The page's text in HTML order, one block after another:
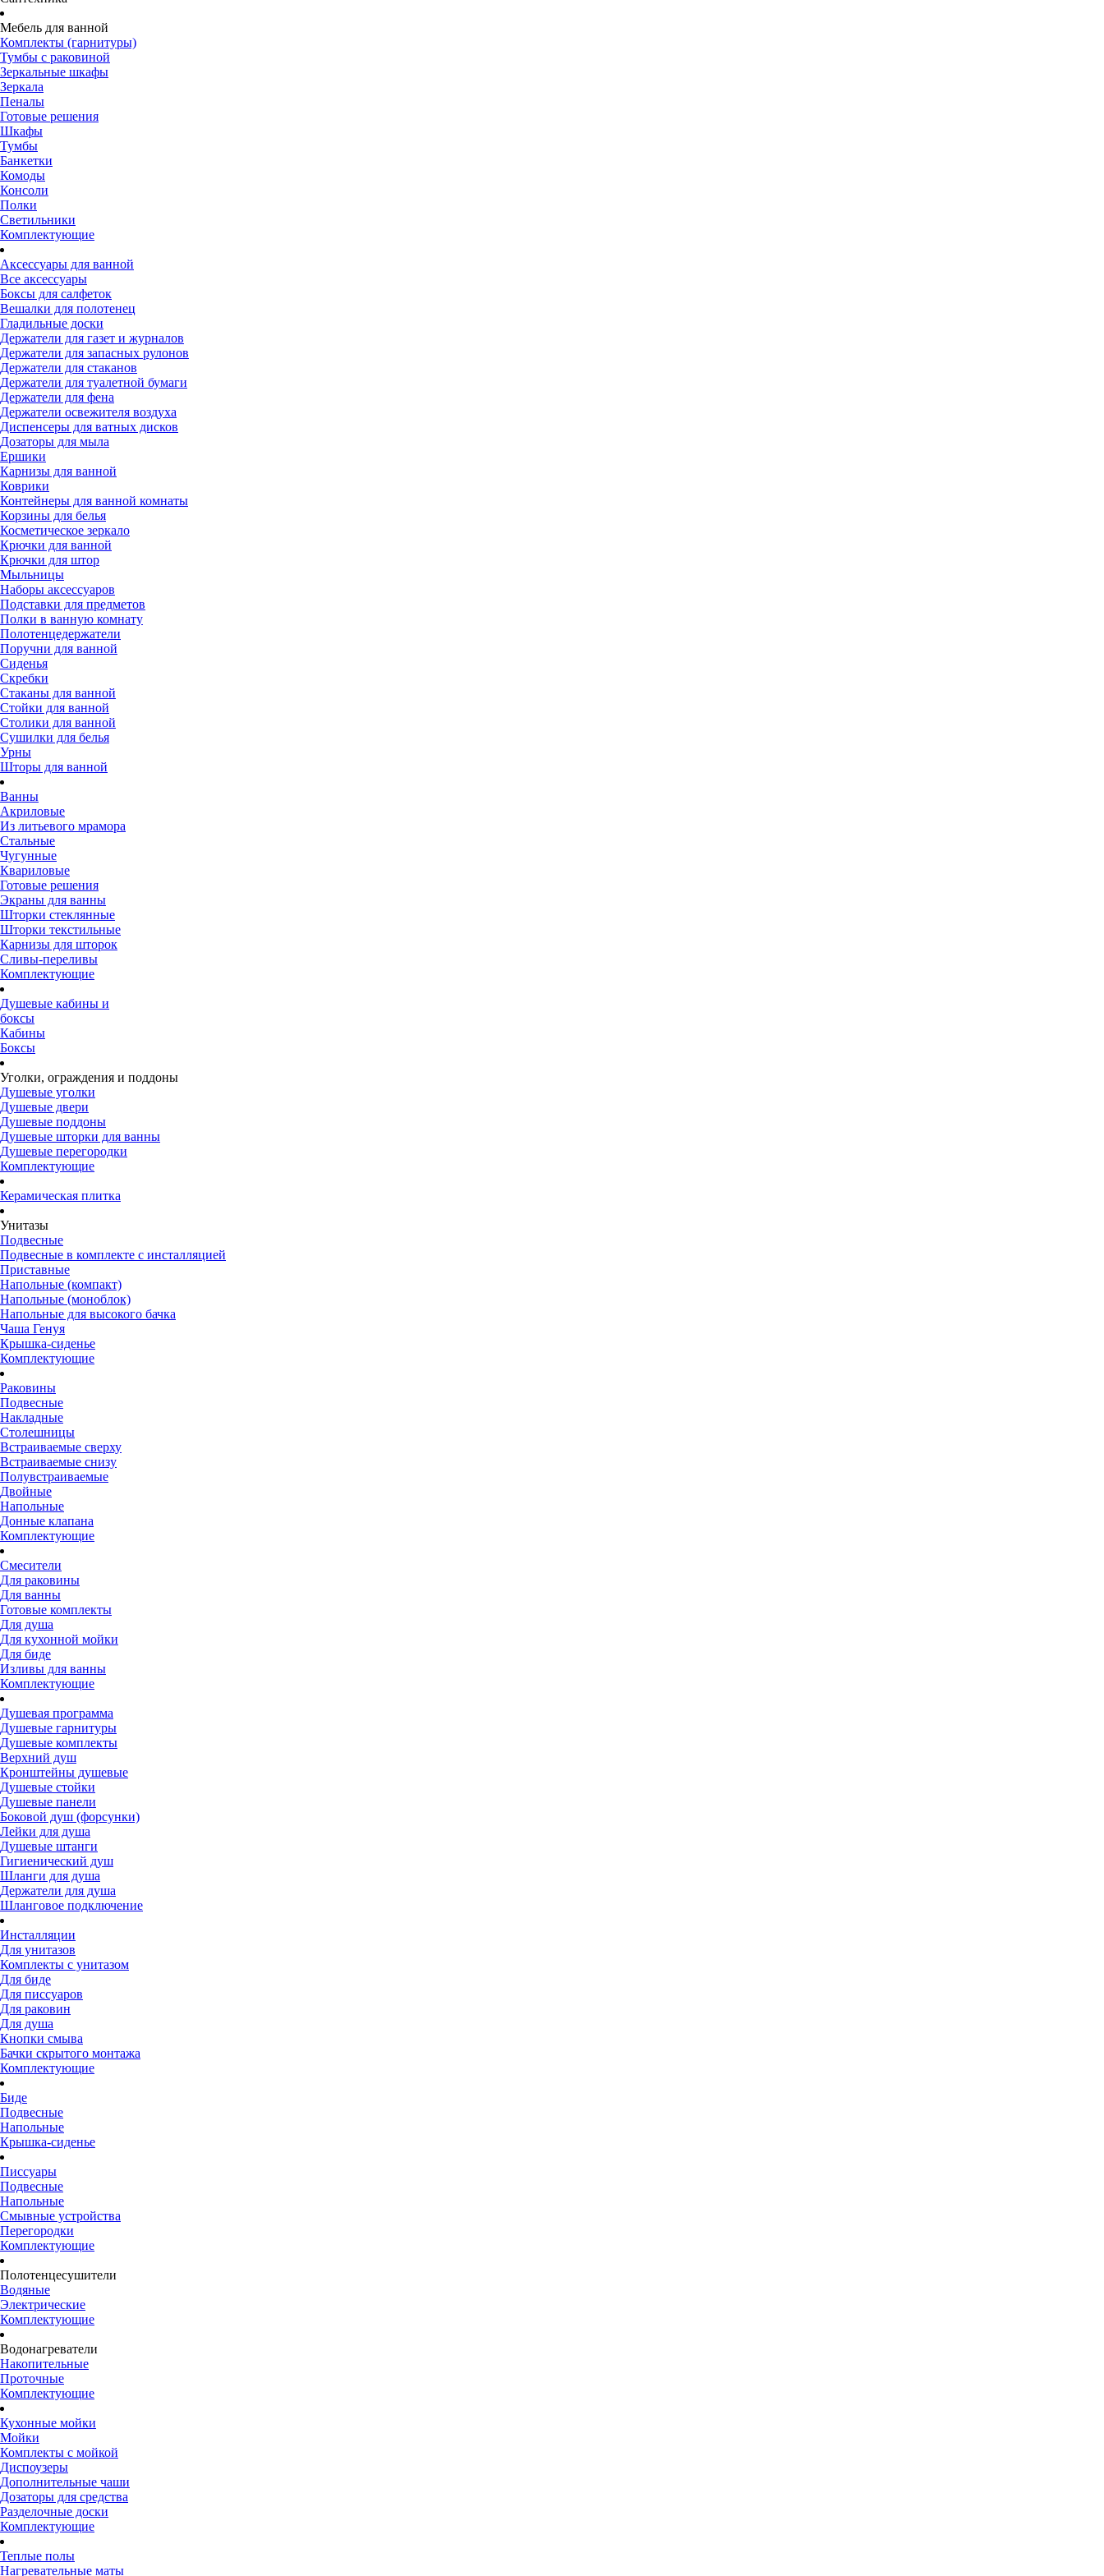
Мебель для ванной
Комплекты (гарнитуры)
Тумбы с раковиной
Зеркальные шкафы
Зеркала
Пеналы
Готовые решения
Шкафы
Тумбы
Банкетки
Комоды
Консоли
Полки
Светильники
Комплектующие
Аксессуары для ванной
Все аксессуары
Боксы для салфеток
Вешалки для полотенец
Гладильные доски
Держатели для газет и журналов
Держатели для запасных рулонов
Держатели для стаканов
Держатели для туалетной бумаги
Держатели для фена
Держатели освежителя воздуха
Диспенсеры для ватных дисков
Дозаторы для мыла
Ершики
Карнизы для ванной
Коврики
Контейнеры для ванной комнаты
Корзины для белья
Косметическое зеркало
Крючки для ванной
Крючки для штор
Мыльницы
Наборы аксессуаров
Подставки для предметов
Полки в ванную комнату
Полотенцедержатели
Поручни для ванной
Сиденья
Скребки
Стаканы для ванной
Стойки для ванной
Столики для ванной
Сушилки для белья
Урны
Шторы для ванной
Ванны
Акриловые
Из литьевого мрамора
Стальные
Чугунные
Квариловые
Готовые решения
Экраны для ванны
Шторки стеклянные
Шторки текстильные
Карнизы для шторок
Сливы-переливы
Комплектующие
Душевые кабины и
боксы
Кабины
Боксы
Уголки, ограждения и поддоны
Душевые уголки
Душевые двери
Душевые поддоны
Душевые шторки для ванны
Душевые перегородки
Комплектующие
Керамическая плитка
Унитазы
Подвесные
Подвесные в комплекте с инсталляцией
Приставные
Напольные (компакт)
Напольные (моноблок)
Напольные для высокого бачка
Чаша Генуя
Крышка-сиденье
Комплектующие
Раковины
Подвесные
Накладные
Столешницы
Встраиваемые сверху
Встраиваемые снизу
Полувстраиваемые
Двойные
Напольные
Донные клапана
Комплектующие
Смесители
Для раковины
Для ванны
Готовые комплекты
Для душа
Для кухонной мойки
Для биде
Изливы для ванны
Комплектующие
Душевая программа
Душевые гарнитуры
Душевые комплекты
Верхний душ
Кронштейны душевые
Душевые стойки
Душевые панели
Боковой душ (форсунки)
Лейки для душа
Душевые штанги
Гигиенический душ
Шланги для душа
Держатели для душа
Шланговое подключение
Инсталляции
Для унитазов
Комплекты с унитазом
Для биде
Для писсуаров
Для раковин
Для душа
Кнопки смыва
Бачки скрытого монтажа
Комплектующие
Биде
Подвесные
Напольные
Крышка-сиденье
Писсуары
Подвесные
Напольные
Смывные устройства
Перегородки
Комплектующие
Полотенцесушители
Водяные
Электрические
Комплектующие
Водонагреватели
Накопительные
Проточные
Комплектующие
Кухонные мойки
Мойки
Комплекты с мойкой
Диспоузеры
Дополнительные чаши
Дозаторы для средства
Разделочные доски
Комплектующие
Теплые полы
Нагревательные маты